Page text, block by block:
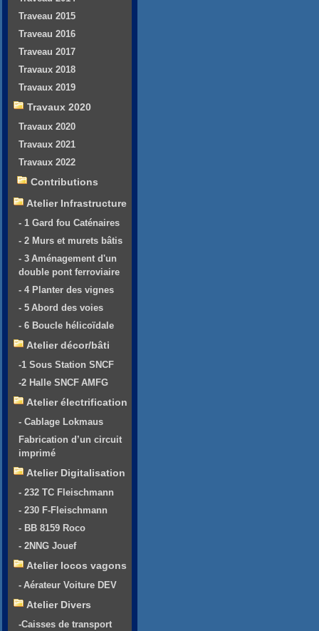
Traveau 2015
Traveau 2016
Traveau 2017
Travaux 2018
Travaux 2019
Travaux 2020
Travaux 2020
Travaux 2021
Travaux 2022
Contributions
Atelier Infrastructure
- 1 Gard fou Caténaires
- 2 Murs et murets bâtis
- 3 Aménagement d'un
double pont ferroviaire
- 4 Planter des vignes
- 5 Abord des voies
- 6 Boucle hélicoïdale
Atelier décor/bâti
-1 Sous Station SNCF
-2 Halle SNCF AMFG
Atelier électrification
- Cablage Lokmaus
Fabrication d’un circuit
imprimé
Atelier Digitalisation
- 232 TC Fleischmann
- 230 F-Fleischmann
- BB 8159 Roco
- 2NNG Jouef
Atelier locos vagons
- Aérateur Voiture DEV
Atelier Divers
-Caisses de transport